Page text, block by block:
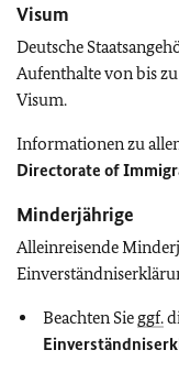
Visum
Deutsche
Aufenthalte von bis
Visum.
Informationen zu
Directorate of
Minderjährige
Alleinreisende
Beachten Sie ggf.